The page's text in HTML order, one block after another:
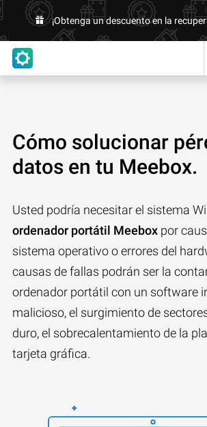
¡Obtenga un descuento en la
Cómo solucionar
datos en tu Meebox.
Usted podría necesitar el sistema
ordenador portátil Meebox por
sistema operativo o errores del
causas de fallas podrán ser la
ordenador portátil con un software
malicioso, el surgimiento de
duro, el sobrecalentamiento de la
tarjeta gráfica.